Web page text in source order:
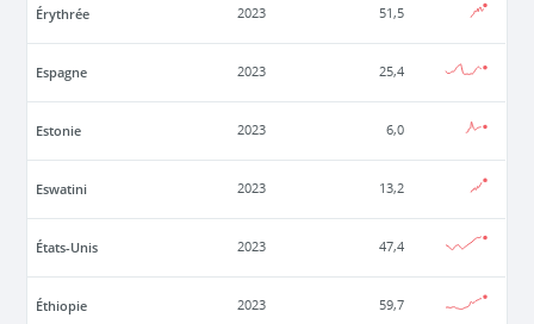
Érythrée 2023 51,5
Espagne 2023 25,4
Estonie 2023 6,0
Eswatini 2023 13,2
États-Unis 2023 47,4
Éthiopie 2023 59,7